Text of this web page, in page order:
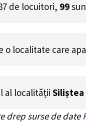
de locuitori, 99
o localitate care
al localității Siliștea
drep surse de date